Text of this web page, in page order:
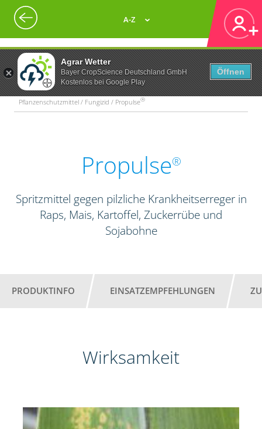
Agrar Wetter
Bayer CropScience Deutschland GmbH
Kostenlos bei Google Play
Öffnen
A-Z
Pflanzenschutzmittel / Fungizid / Propulse®
Propulse®
Spritzmittel gegen pilzliche Krankheitserreger in
Raps, Mais, Kartoffel, Zuckerrübe und
Sojabohne
PRODUKTINFO EINSATZEMPFEHLUNGEN
Wirksamkeit